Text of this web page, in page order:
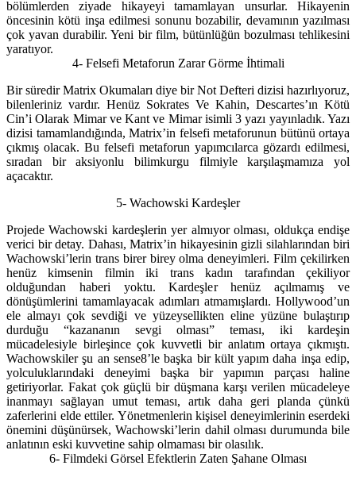
bölümlerden ziyade hikayeyi tamamlayan unsurlar. Hikayenin
öncesinin kötü inşa edilmesi sonunu bozabilir, devamının yazılması
çok yavan durabilir. Yeni bir film, bütünlüğün bozulması tehlikesini
yaratıyor.
4- Felsefi Metaforun Zarar Görme İhtimali
Bir süredir Matrix Okumaları diye bir Not Defteri dizisi hazırlıyoruz,
bilenleriniz vardır. Henüz Sokrates Ve Kahin, Descartes’ın Kötü
Cin’i Olarak Mimar ve Kant ve Mimar isimli 3 yazı yayınladık. Yazı
dizisi tamamlandığında, Matrix’in felsefi metaforunun bütünü ortaya
çıkmış olacak. Bu felsefi metaforun yapımcılarca gözardı edilmesi,
sıradan bir aksiyonlu bilimkurgu filmiyle karşılaşmamıza yol
açacaktır.
5- Wachowski Kardeşler
Projede Wachowski kardeşlerin yer almıyor olması, oldukça endişe
verici bir detay. Dahası, Matrix’in hikayesinin gizli silahlarından biri
Wachowski’lerin trans birer birey olma deneyimleri. Film çekilirken
henüz kimsenin filmin iki trans kadın tarafından çekiliyor
olduğundan haberi yoktu. Kardeşler henüz açılmamış ve
dönüşümlerini tamamlayacak adımları atmamışlardı. Hollywood’un
ele almayı çok sevdiği ve yüzeysellikten eline yüzüne bulaştırıp
durduğu “kazananın sevgi olması” teması, iki kardeşin
mücadelesiyle birleşince çok kuvvetli bir anlatım ortaya çıkmıştı.
Wachowskiler şu an sense8’le başka bir kült yapım daha inşa edip,
yolculuklarındaki deneyimi başka bir yapımın parçası haline
getiriyorlar. Fakat çok güçlü bir düşmana karşı verilen mücadeleye
inanmayı sağlayan umut teması, artık daha geri planda çünkü
zaferlerini elde ettiler. Yönetmenlerin kişisel deneyimlerinin eserdeki
önemini düşünürsek, Wachowski’lerin dahil olması durumunda bile
anlatının eski kuvvetine sahip olmaması bir olasılık.
6- Filmdeki Görsel Efektlerin Zaten Şahane Olması